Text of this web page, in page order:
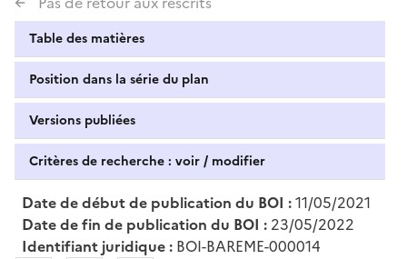
Table des matières
Position dans la série du plan
Versions publiées
Critères de recherche : voir / modifier
Date de début de publication du BOI :11/05/2021
Date de fin de publication du BOI : 23/05/2022
Identifiant juridique : BOI-BAREME-000014